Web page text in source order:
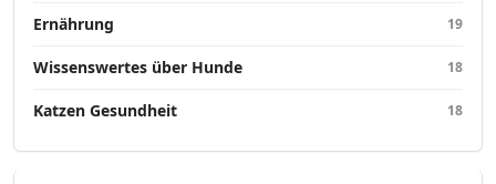
Ernährung 19
Wissenswertes über Hunde 18
Katzen Gesundheit 18